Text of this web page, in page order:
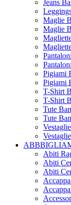
Jeans
Maglie
Maglie
Pigiami
Pigiami
T-Shirt
T-Shirt
Tute
Tute
Abiti
Abiti
Abiti